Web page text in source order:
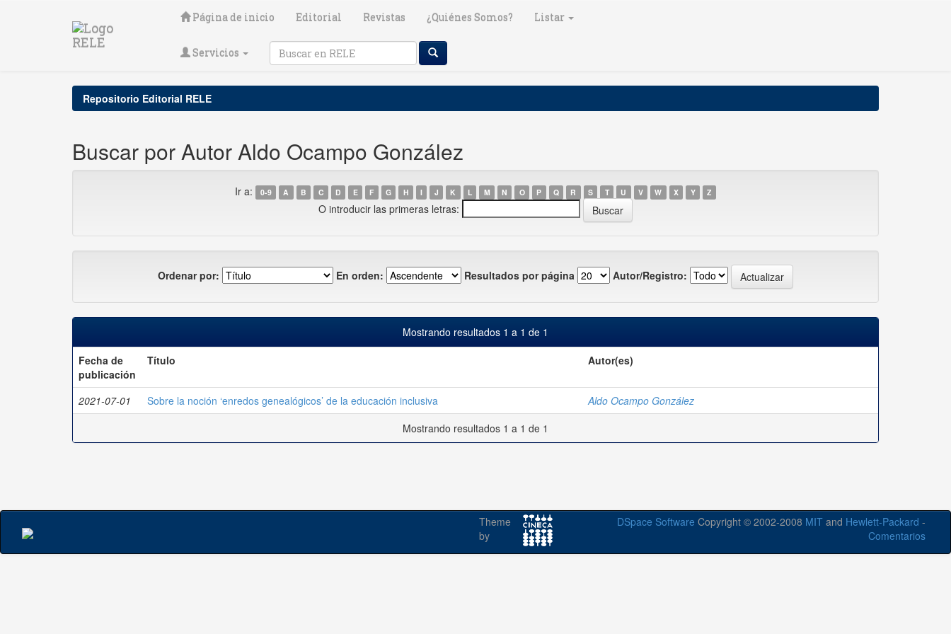
Página de inicio Editorial Revistas ¿Quiénes Somos? Listar
Servicios
Repositorio Editorial RELE
Buscar por Autor Aldo Ocampo González
Ir a: 0-9 A B C D E F G H I J K L M N O P Q R S T U V W X Y Z
O introducir las primeras letras:
Ordenar por: En orden: Resultados por página Autor/Registro:
Mostrando resultados 1 a 1 de 1
Fecha de
publicación
Título Autor(es)
2021-07-01 Sobre la noción ‘enredos genealógicos’ de la educación inclusiva
Aldo Ocampo González
Mostrando resultados 1 a 1 de 1
Theme
by
DSpace Software Copyright © 2002-2008 MIT and Hewlett-Packard -
Comentarios